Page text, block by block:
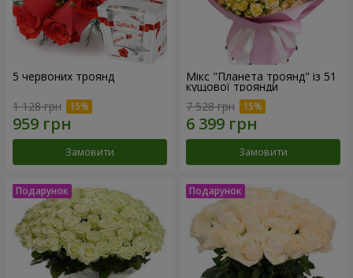
5 червоних троянд
1 128 грн
Замовити
Мікс "Планета троянд" із 51
кущової троянди
7 528 грн
Замовити